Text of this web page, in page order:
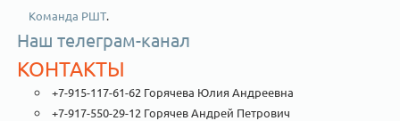
Команда РШТ.
Наш телеграм-канал
КОНТАКТЫ
+7-915-117-61-62 Горячева Юлия Андреевна
+7-917-550-29-12 Горячев Андрей Петрович